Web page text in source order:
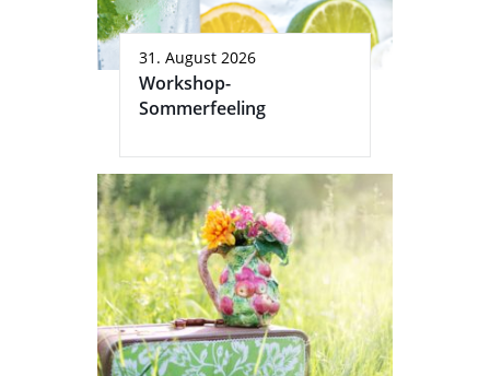
31. August 2026
Workshop-
Sommerfeeling